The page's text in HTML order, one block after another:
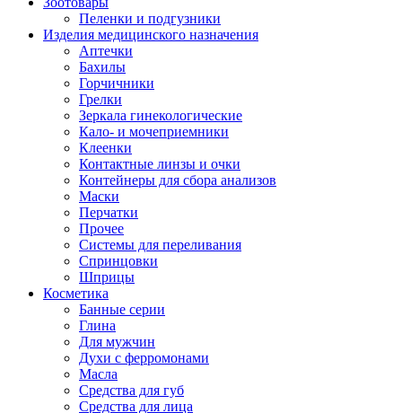
Пеленки и подгузники
Изделия медицинского назначения
Аптечки
Бахилы
Горчичники
Грелки
Зеркала гинекологические
Кало- и мочеприемники
Клеенки
Контактные линзы и очки
Контейнеры для сбора анализов
Маски
Перчатки
Прочее
Системы для переливания
Спринцовки
Шприцы
Косметика
Банные серии
Глина
Для мужчин
Духи с ферромонами
Масла
Средства для губ
Средства для лица